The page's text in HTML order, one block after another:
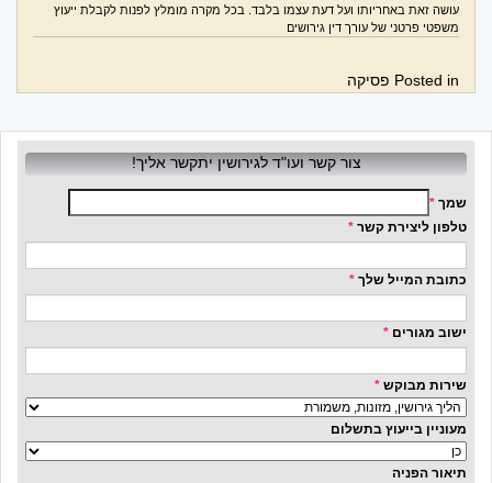
עושה זאת באחריותו ועל דעת עצמו בלבד. בכל מקרה מומלץ לפנות לקבלת ייעוץ
משפטי פרטני של עורך דין גירושים
Posted in פסיקה
צור קשר ועו"ד לגירושין יתקשר אליך!
שמך *
טלפון ליצירת קשר *
כתובת המייל שלך *
ישוב מגורים *
שירות מבוקש *
מעוניין בייעוץ בתשלום
תיאור הפניה